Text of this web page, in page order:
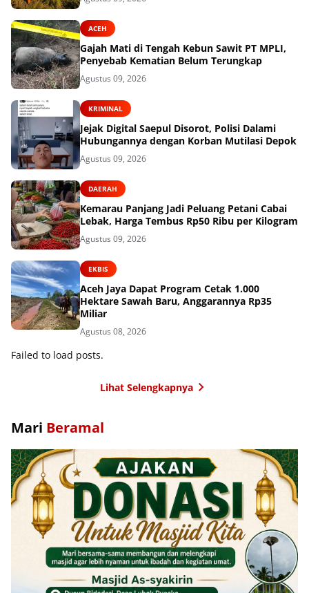
ACEH
Gajah Mati di Tengah Kebun Sawit PT MPLI,
Penyebab Kematian Belum Terungkap
Agustus 09, 2026
KRIMINAL
Jejak Digital Saepul Disorot, Polisi Dalami
Hubungannya dengan Korban Mutilasi Depok
Agustus 09, 2026
DAERAH
Kemarau Panjang Jadi Peluang Petani Cabai
Lebak, Harga Tembus Rp50 Ribu per Kilogram
Agustus 09, 2026
EKBIS
Aceh Jaya Dapat Program Cetak 1.000
Hektare Sawah Baru, Anggarannya Rp35
Miliar
Agustus 08, 2026
Failed to load posts.
Lihat Selengkapnya
Mari Beramal